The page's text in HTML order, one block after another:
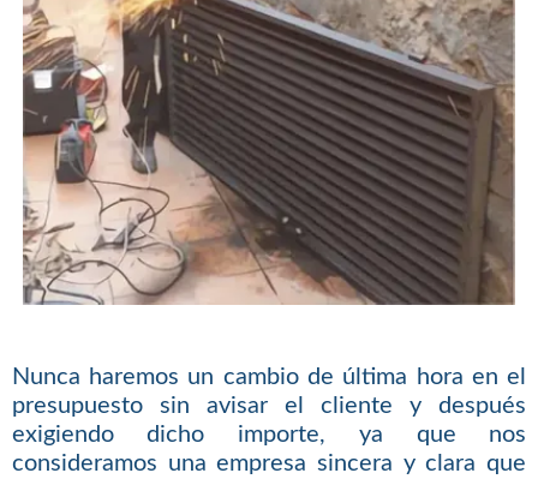
Nunca haremos un cambio de última hora en el
presupuesto sin avisar el cliente y después
exigiendo dicho importe, ya que nos
consideramos una empresa sincera y clara que